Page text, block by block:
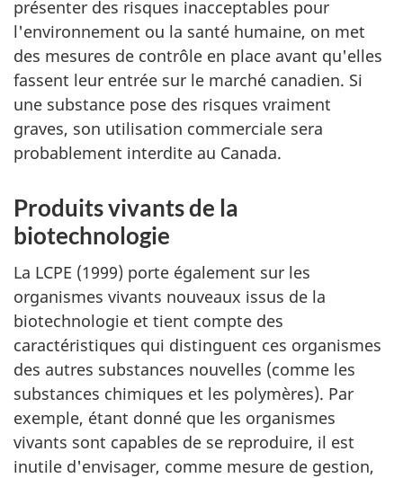
présenter des risques inacceptables pour
l'environnement ou la santé humaine, on met
des mesures de contrôle en place avant qu'elles
fassent leur entrée sur le marché canadien. Si
une substance pose des risques vraiment
graves, son utilisation commerciale sera
probablement interdite au Canada.
Produits vivants de la
biotechnologie
La LCPE (1999) porte également sur les
organismes vivants nouveaux issus de la
biotechnologie et tient compte des
caractéristiques qui distinguent ces organismes
des autres substances nouvelles (comme les
substances chimiques et les polymères). Par
exemple, étant donné que les organismes
vivants sont capables de se reproduire, il est
inutile d'envisager, comme mesure de gestion,